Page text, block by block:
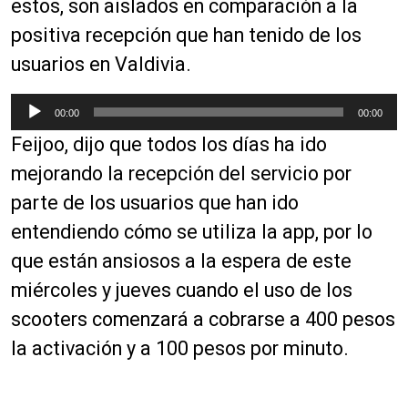
estos, son aislados en comparación a la
positiva recepción que han tenido de los
usuarios en Valdivia.
e
p
r
d
u
c
o
r
d
00:00 00:00
Feijoo, dijo que todos los días ha ido
mejorando la recepción del servicio por
parte de los usuarios que han ido
entendiendo cómo se utiliza la app, por lo
que están ansiosos a la espera de este
miércoles y jueves cuando el uso de los
scooters comenzará a cobrarse a 400 pesos
la activación y a 100 pesos por minuto.